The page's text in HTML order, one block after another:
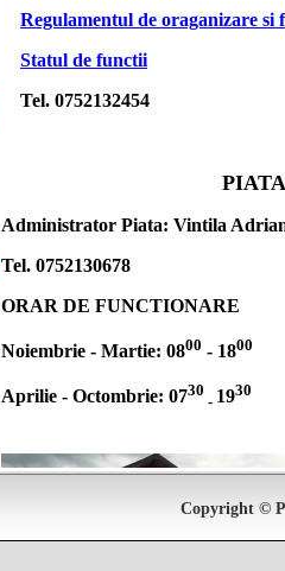
Regulamentul de oraganizare si
Statul de functii
Tel. 0752132454
Administrator Piata: Vintila
Tel. 0752130678
ORAR DE FUNCTIONARE
Noiembrie - Martie: 0800 - 1800
Aprilie - Octombrie: 0730
- 1930
Copyright ©